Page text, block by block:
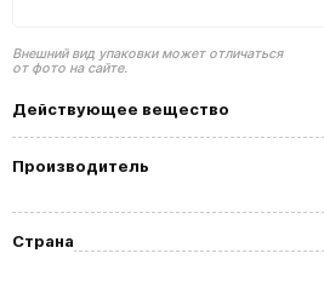
Внешний вид упаковки может отличаться
от фото на сайте.
Действующее вещество
Производитель
Страна